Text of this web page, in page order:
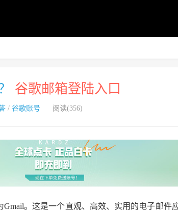
谷歌邮箱登陆入口
/ 谷歌账号 阅读(356)
Gmail。这是一个直观、高效、实用的电子邮件